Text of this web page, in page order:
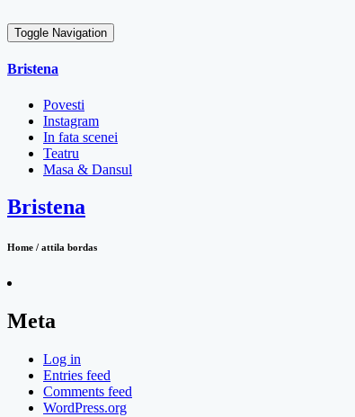
Toggle Navigation
Bristena
Povesti
Instagram
In fata scenei
Teatru
Masa & Dansul
Bristena
Home / attila bordas
Meta
Log in
Entries feed
Comments feed
WordPress.org